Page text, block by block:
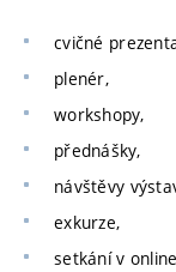
cvičné
plenér,
workshopy,
přednášky,
návštěvy
exkurze,
setkání v